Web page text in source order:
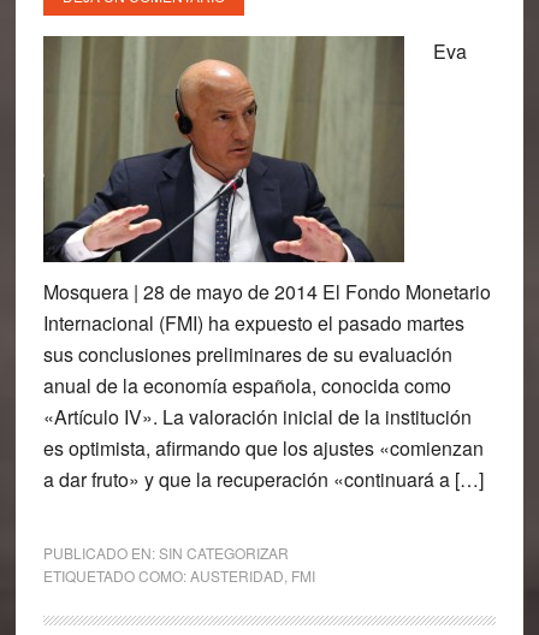
Eva
Mosquera | 28 de mayo de 2014 El Fondo Monetario
Internacional (FMI) ha expuesto el pasado martes
sus conclusiones preliminares de su evaluación
anual de la economía española, conocida como
«Artículo IV». La valoración inicial de la institución
es optimista, afirmando que los ajustes «comienzan
a dar fruto» y que la recuperación «continuará a […]
PUBLICADO EN:SIN CATEGORIZAR
ETIQUETADO COMO:AUSTERIDAD FMI